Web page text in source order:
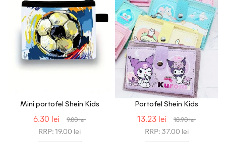
Mini portofel Shein Kids
6.30 lei 9.00 lei
RRP: 19.00 lei
Portofel Shein Kids
13.23 lei 18.90 lei
RRP: 37.00 lei